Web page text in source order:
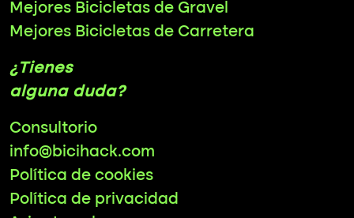
Mejores Bicicletas de Gravel
Mejores Bicicletas de Carretera
¿Tienes
alguna duda?
Consultorio
info@bicihack.com
Política de cookies
Política de privacidad